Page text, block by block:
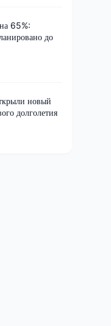
65%:
до
новый
долголетия